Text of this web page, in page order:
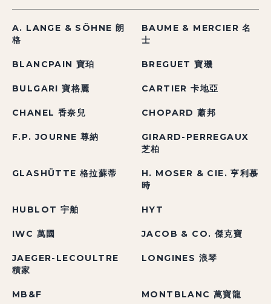
A. LANGE & SÖHNE 朗
格
BAUME & MERCIER 名
士
BLANCPAIN 寶珀 BREGUET 寶璣
BULGARI 寶格麗 CARTIER 卡地亞
CHANEL 香奈兒 CHOPARD 蕭邦
F.P. JOURNE 尊納
GIRARD-PERREGAUX
芝柏
GLASHÜTTE 格拉蘇蒂
H. MOSER & CIE. 亨利慕
時
HUBLOT 宇舶 HYT
IWC 萬國 JACOB & CO. 傑克寶
JAEGER-LECOULTRE
積家
LONGINES 浪琴
MB&F MONTBLANC 萬寶龍